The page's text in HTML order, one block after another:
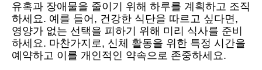
유혹과 장애물을 줄이기 위해 하루를 계획하고 조직
하세요. 예를 들어, 건강한 식단을 따르고 싶다면,
영양가 없는 선택을 피하기 위해 미리 식사를 준비
하세요. 마찬가지로, 신체 활동을 위한 특정 시간을
예약하고 이를 개인적인 약속으로 존중하세요.